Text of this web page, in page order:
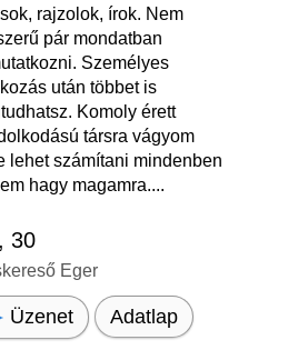
rajzolok, írok. Nem
pár mondatban
Személyes
után többet is
Komoly érett
társra vágyom
lehet számítani mindenben
hagy magamra....
, 30
Eger
Üzenet Adatlap